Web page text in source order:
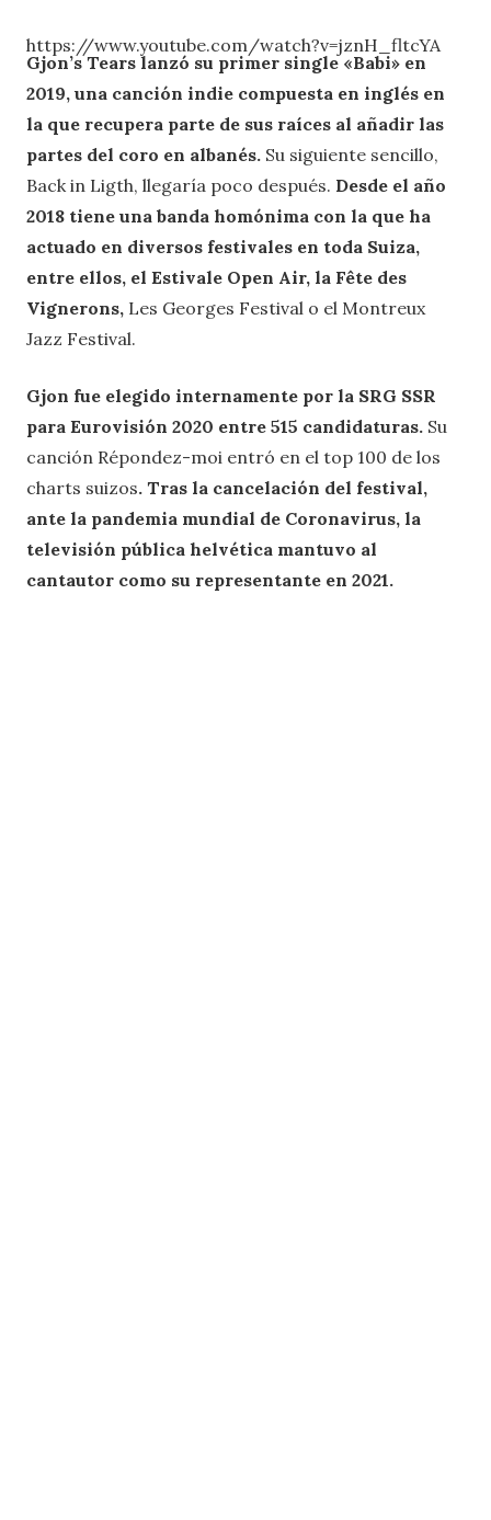
https://www.youtube.com/watch?v=jznH_fltcYA
Gjon’s Tears lanzó su primer single «Babi» en
2019, una canción indie compuesta en inglés en
la que recupera parte de sus raíces al añadir las
partes del coro en albanés. Su siguiente sencillo,
Back in Ligth, llegaría poco después. Desde el año
2018 tiene una banda homónima con la que ha
actuado en diversos festivales en toda Suiza,
entre ellos, el Estivale Open Air, la Fête des
Vignerons, Les Georges Festival o el Montreux
Jazz Festival.
Gjon fue elegido internamente por la SRG SSR
para Eurovisión 2020 entre 515 candidaturas. Su
canción Répondez-moi entró en el top 100 de los
charts suizos. Tras la cancelación del festival,
ante la pandemia mundial de Coronavirus, la
televisión pública helvética mantuvo al
cantautor como su representante en 2021.